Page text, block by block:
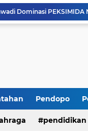
Pendopo
pendidikan